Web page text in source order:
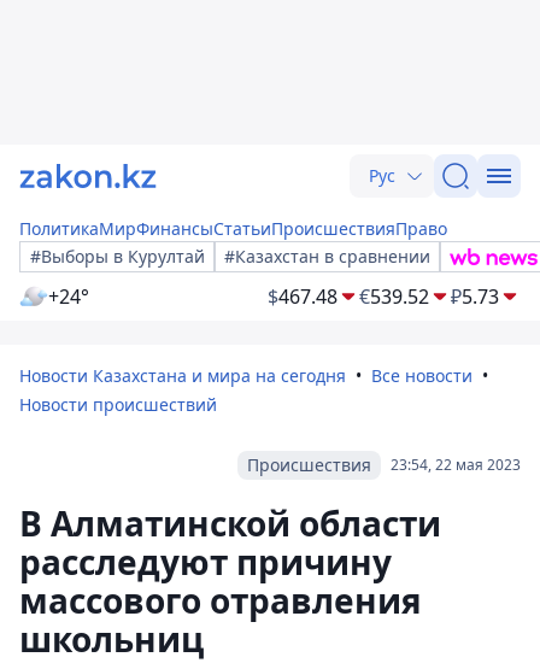
Рус
ПолитикаМирФинансыСтатьиПроисшествияПраво
#Выборы в Курултай
#Казахстан в сравнении
+24° $467.48 €539.52 ₽5.73
Новости Казахстана и мира на сегодня
Все новости
Новости происшествий
23:54, 22 мая 2023
Происшествия
В Алматинской области
расследуют причину
массового отравления
школьниц